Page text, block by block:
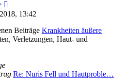
Beitrag
13:42
Krankheiten äußere
Verletzungen, Haut- und
Re: Nuris Fell und Hautproble…